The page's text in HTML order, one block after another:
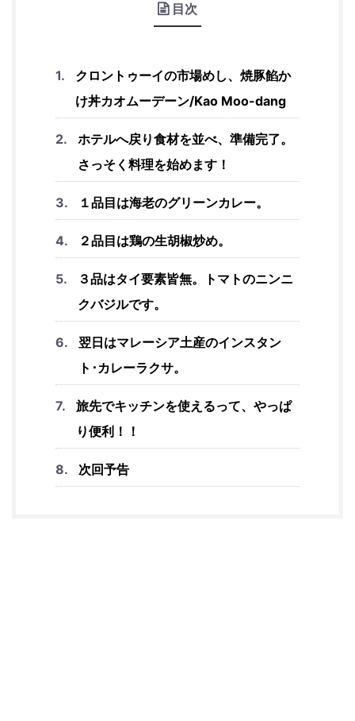
目次
クロントゥーイの市場めし、焼豚餡か
け丼カオムーデーン/Kao Moo-dang
ホテルへ戻り食材を並べ、準備完了。
さっそく料理を始めます！
１品目は海老のグリーンカレー。
２品目は鶏の生胡椒炒め。
３品はタイ要素皆無。トマトのニンニ
クバジルです。
翌日はマレーシア土産のインスタン
ト･カレーラクサ。
旅先でキッチンを使えるって、やっぱ
り便利！！
次回予告